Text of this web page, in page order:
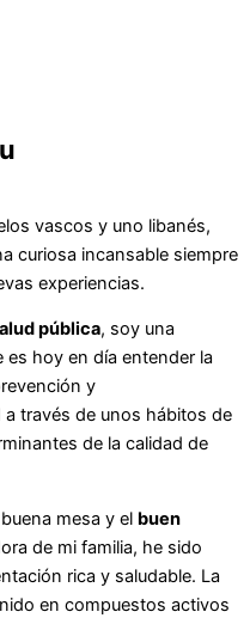
vascos y uno libanés,
curiosa incansable siempre
experiencias.
pública, soy una
hoy en día entender la
y
través de unos hábitos de
de la calidad de
mesa y el buen
de mi familia, he sido
rica y saludable. La
en compuestos activos